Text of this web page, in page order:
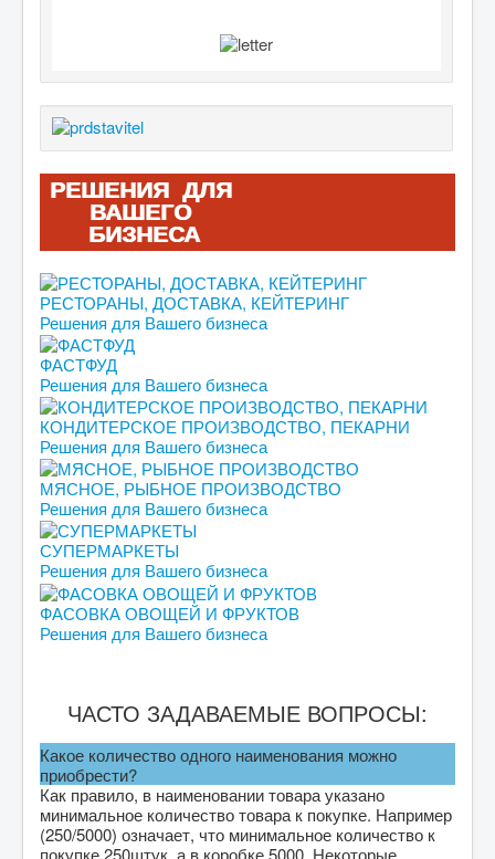
РЕШЕНИЯ ДЛЯ
ВАШЕГО
БИЗНЕСА
РЕСТОРАНЫ, ДОСТАВКА, КЕЙТЕРИНГ
Решения для Вашего бизнеса
ФАСТФУД
Решения для Вашего бизнеса
КОНДИТЕРСКОЕ ПРОИЗВОДСТВО, ПЕКАРНИ
Решения для Вашего бизнеса
МЯСНОЕ, РЫБНОЕ ПРОИЗВОДСТВО
Решения для Вашего бизнеса
СУПЕРМАРКЕТЫ
Решения для Вашего бизнеса
ФАСОВКА ОВОЩЕЙ И ФРУКТОВ
Решения для Вашего бизнеса
ЧАСТО ЗАДАВАЕМЫЕ ВОПРОСЫ:
Какое количество одного наименования можно
приобрести?
Как правило, в наименовании товара указано
минимальное количество товара к покупке. Например
(250/5000) означает, что минимальное количество к
покупке 250штук, а в коробке 5000. Некоторые